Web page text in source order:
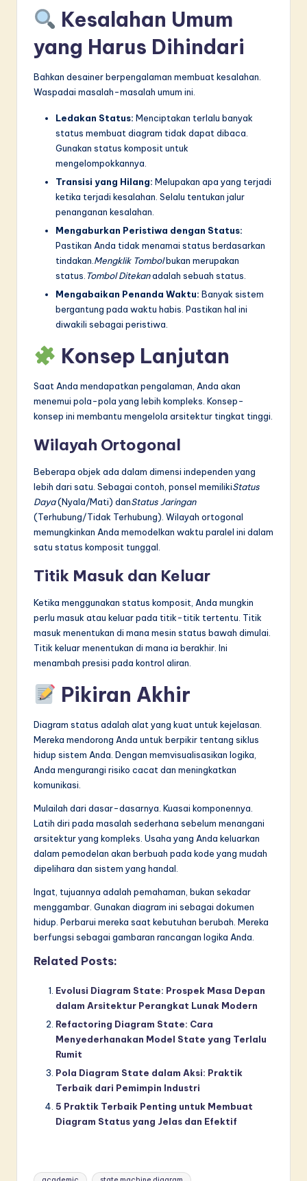
Kesalahan Umum
yang Harus Dihindari
Bahkan desainer berpengalaman membuat kesalahan.
Waspadai masalah-masalah umum ini.
Ledakan Status: Menciptakan terlalu banyak
status membuat diagram tidak dapat dibaca.
Gunakan status komposit untuk
mengelompokkannya.
Transisi yang Hilang: Melupakan apa yang terjadi
ketika terjadi kesalahan. Selalu tentukan jalur
penanganan kesalahan.
Mengaburkan Peristiwa dengan Status:
Pastikan Anda tidak menamai status berdasarkan
tindakan. Mengklik Tombolbukan merupakan
status. Tombol Ditekanadalah sebuah status.
Mengabaikan Penanda Waktu: Banyak sistem
bergantung pada waktu habis. Pastikan hal ini
diwakili sebagai peristiwa.
Konsep Lanjutan
Saat Anda mendapatkan pengalaman, Anda akan
menemui pola-pola yang lebih kompleks. Konsep-
konsep ini membantu mengelola arsitektur tingkat tinggi.
Wilayah Ortogonal
Beberapa objek ada dalam dimensi independen yang
lebih dari satu. Sebagai contoh, ponsel memilikiStatus
Daya(Nyala/Mati) danStatus Jaringan
(Terhubung/Tidak Terhubung). Wilayah ortogonal
memungkinkan Anda memodelkan waktu paralel ini dalam
satu status komposit tunggal.
Titik Masuk dan Keluar
Ketika menggunakan status komposit, Anda mungkin
perlu masuk atau keluar pada titik-titik tertentu. Titik
masuk menentukan di mana mesin status bawah dimulai.
Titik keluar menentukan di mana ia berakhir. Ini
menambah presisi pada kontrol aliran.
Pikiran Akhir
Diagram status adalah alat yang kuat untuk kejelasan.
Mereka mendorong Anda untuk berpikir tentang siklus
hidup sistem Anda. Dengan memvisualisasikan logika,
Anda mengurangi risiko cacat dan meningkatkan
komunikasi.
Mulailah dari dasar-dasarnya. Kuasai komponennya.
Latih diri pada masalah sederhana sebelum menangani
arsitektur yang kompleks. Usaha yang Anda keluarkan
dalam pemodelan akan berbuah pada kode yang mudah
dipelihara dan sistem yang handal.
Ingat, tujuannya adalah pemahaman, bukan sekadar
menggambar. Gunakan diagram ini sebagai dokumen
hidup. Perbarui mereka saat kebutuhan berubah. Mereka
berfungsi sebagai gambaran rancangan logika Anda.
Related Posts:
Evolusi Diagram State: Prospek Masa Depan
dalam Arsitektur Perangkat Lunak Modern
Refactoring Diagram State: Cara
Menyederhanakan Model State yang Terlalu
Rumit
Pola Diagram State dalam Aksi: Praktik
Terbaik dari Pemimpin Industri
5 Praktik Terbaik Penting untuk Membuat
Diagram Status yang Jelas dan Efektif
Tags: